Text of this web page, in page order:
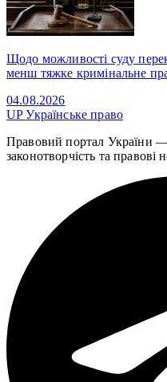
Щодо можливості суду
менш тяжке кримінальне
04.08.2026
UPУкраїнське право
Правовий портал України —
законотворчість та